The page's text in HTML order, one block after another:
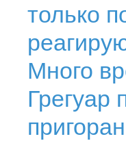
только
Много
Грегуар